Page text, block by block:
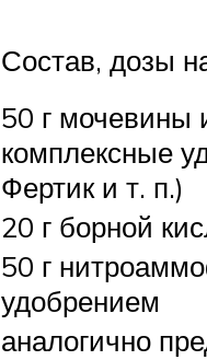
Состав, дозы
50 г мочевины
комплексные
Фертик и т. п.)
20 г борной
50 г
удобрением
аналогично